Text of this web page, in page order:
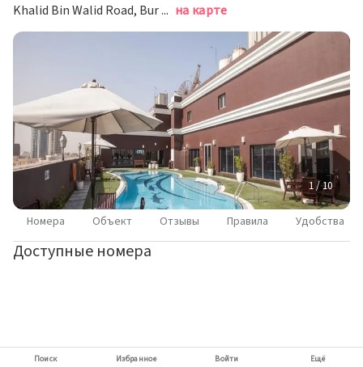
Khalid Bin Walid Road, Bur Dubai, Дубай на карте
1 / 10
Номера Объект Отзывы Правила Удобства
Доступные номера
Поиск Избранное Войти Ещё